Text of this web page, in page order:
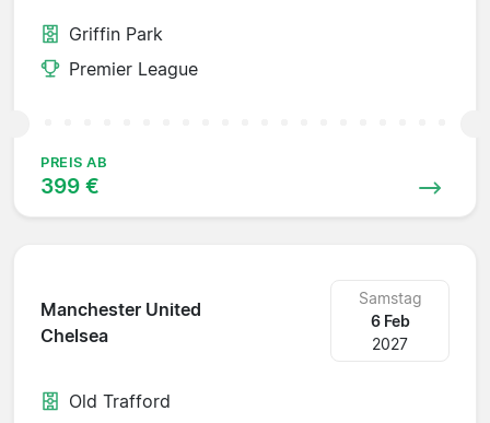
Griffin Park
Premier League
PREIS AB
399 €
Manchester United
Chelsea
Samstag
6 Feb
2027
Old Trafford